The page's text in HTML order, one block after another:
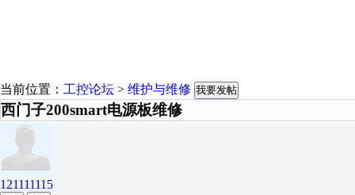
当前位置： 工控论坛 > 维护与维修 我要发帖
西门子200smart电源板维修
121111115